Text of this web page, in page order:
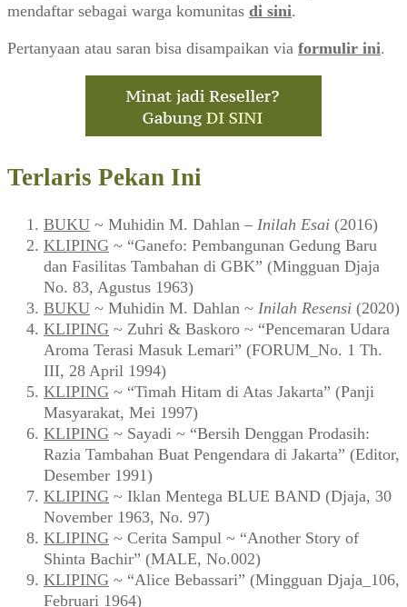
mendaftar sebagai warga komunitas di sini.
Pertanyaan atau saran bisa disampaikan via formulir ini.
Terlaris Pekan Ini
BUKU ~ Muhidin M. Dahlan – Inilah Esai (2016)
KLIPING ~ “Ganefo: Pembangunan Gedung Baru
dan Fasilitas Tambahan di GBK” (Mingguan Djaja
No. 83, Agustus 1963)
BUKU ~ Muhidin M. Dahlan ~ Inilah Resensi (2020)
KLIPING ~ Zuhri & Baskoro ~ “Pencemaran Udara
Aroma Terasi Masuk Lemari” (FORUM_No. 1 Th.
III, 28 April 1994)
KLIPING ~ “Timah Hitam di Atas Jakarta” (Panji
Masyarakat, Mei 1997)
KLIPING ~ Sayadi ~ “Bersih Denggan Prodasih:
Razia Tambahan Buat Pengendara di Jakarta” (Editor,
Desember 1991)
KLIPING ~ Iklan Mentega BLUE BAND (Djaja, 30
November 1963, No. 97)
KLIPING ~ Cerita Sampul ~ “Another Story of
Shinta Bachir” (MALE, No.002)
KLIPING ~ “Alice Bebassari” (Mingguan Djaja_106,
Februari 1964)